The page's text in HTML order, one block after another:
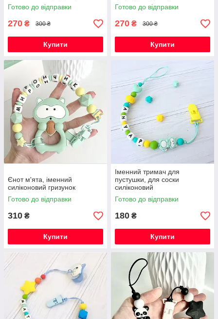
Готово до відправки
270 ₴ 300 ₴
Купити
Готово до відправки
270 ₴ 300 ₴
Купити
Єнот м'ята, іменний
силіконовий гризунок
Готово до відправки
310 ₴
Купити
Іменний тримач для
пустушки, для соски
силіконовий
Готово до відправки
180 ₴
Купити